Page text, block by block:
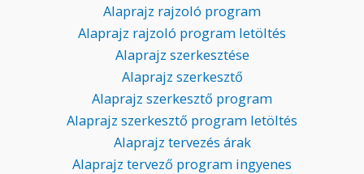
Alaprajz rajzoló program
Alaprajz rajzoló program letöltés
Alaprajz szerkesztése
Alaprajz szerkesztő
Alaprajz szerkesztő program
Alaprajz szerkesztő program letöltés
Alaprajz tervezés árak
Alaprajz tervező program ingyenes